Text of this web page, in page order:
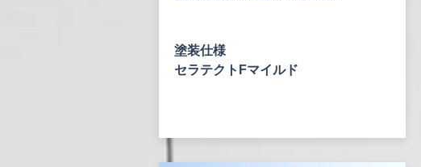
塗装仕様
セラテクトFマイルド